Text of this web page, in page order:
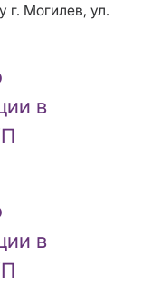
г. Могилев, ул.
в
в